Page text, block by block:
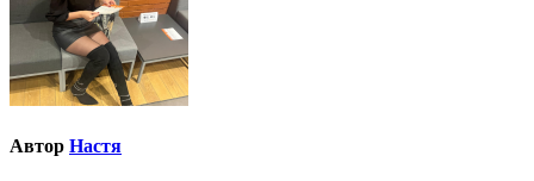
Автор Настя